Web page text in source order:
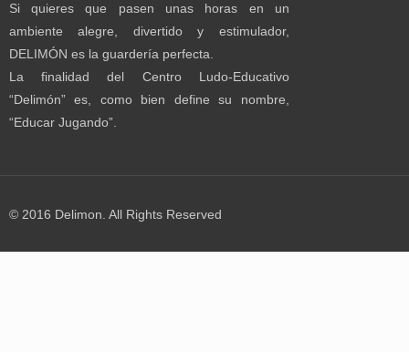
Si quieres que pasen unas horas en un
ambiente alegre, divertido y estimulador,
DELIMÓN es la guardería perfecta.
La finalidad del Centro Ludo-Educativo
“Delimón” es, como bien define su nombre,
“Educar Jugando”.
© 2016 Delimon. All Rights Reserved